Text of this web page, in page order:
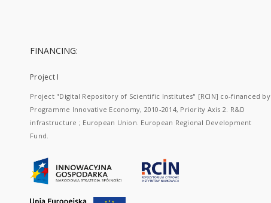
FINANCING:
Project I
Project "Digital Repository of Scientific Institutes" [RCIN] co-financed by
Programme Innovative Economy, 2010-2014, Priority Axis 2. R&D
infrastructure ; European Union. European Regional Development
Fund.